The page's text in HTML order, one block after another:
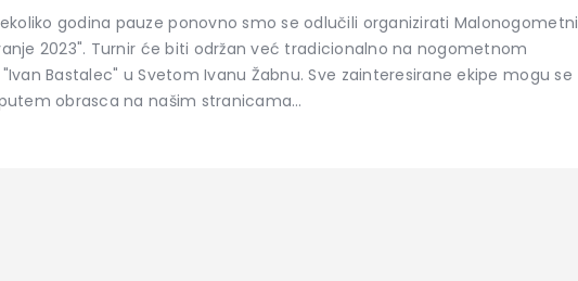
godina pauze ponovno smo se odlučili organizirati Malonogometni
2023". Turnir će biti održan već tradicionalno na nogometnom
Bastalec" u Svetom Ivanu Žabnu. Sve zainteresirane ekipe mogu se
obrasca na našim stranicama…